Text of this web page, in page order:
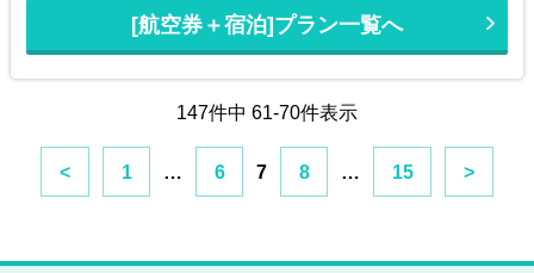
[航空券＋宿泊]プラン一覧へ
147件中 61-70件表示
< 1 … 6 7 8 … 15 >